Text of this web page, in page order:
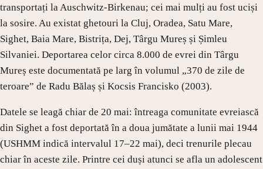
transportați la Auschwitz-Birkenau; cei mai mulți au fost uciși
la sosire. Au existat ghetouri la Cluj, Oradea, Satu Mare,
Sighet, Baia Mare, Bistrița, Dej, Târgu Mureș și Șimleu
Silvaniei. Deportarea celor circa 8.000 de evrei din Târgu
Mureș este documentată pe larg în volumul „370 de zile de
teroare” de Radu Bălaș și Kocsis Francisko (2003).
Datele se leagă chiar de 20 mai: întreaga comunitate evreiască
din Sighet a fost deportată în a doua jumătate a lunii mai 1944
(USHMM indică intervalul 17–22 mai), deci trenurile plecau
chiar în aceste zile. Printre cei duși atunci se afla un adolescent